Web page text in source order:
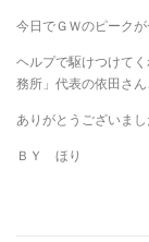
今日でＧＷのピークが
ヘルプで駆けつけて
務所」代表の依田さん
ありがとうございまし
ＢＹ ほり